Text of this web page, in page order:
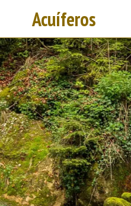
Acuíferos